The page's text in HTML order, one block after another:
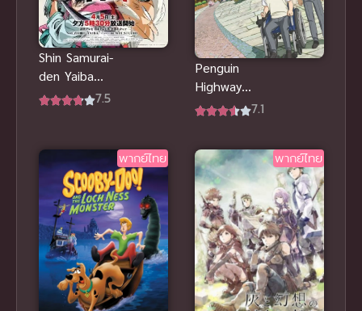
Shin Samurai-
den Yaiba
ไยบะ เจ้าหนู
7.5
Penguin
Highway
(2018) วัน
พากย์ไทย
7.1
พากย์ไทย พากย์ไทย